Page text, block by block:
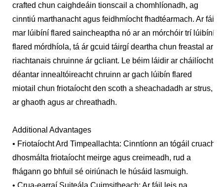
crafted chun caighdeáin tionscail a chomhlíonadh, ag
cinntiú marthanacht agus feidhmíocht fhadtéarmach. Ar fáil
mar lúibíní flared saincheaptha nó ar an mórchóir trí lúibíní
flared mórdhíola, tá ár gcuid táirgí deartha chun freastal ar
riachtanais chruinne ár gcliant. Le béim láidir ar cháilíocht,
déantar innealtóireacht chruinn ar gach lúibín flared
miotail chun friotaíocht den scoth a sheachadadh ar strus,
ar ghaoth agus ar chreathadh.
Additional Advantages
• Friotaíocht Ard Timpeallachta: Cinntíonn an tógáil cruach
dhosmálta friotaíocht meirge agus creimeadh, rud a
fhágann go bhfuil sé oiriúnach le húsáid lasmuigh.
• Crua-earraí Suiteála Cuimsitheach: Ar fáil leis na